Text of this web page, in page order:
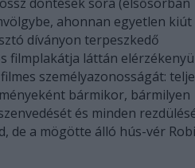
döntések sora (elsősorban
ahonnan egyetlen kiút
díványon terpeszkedő
filmplakátja láttán
személyazonosságát:
bármikor, bármilyen
és minden
de a mögötte álló hús-vér